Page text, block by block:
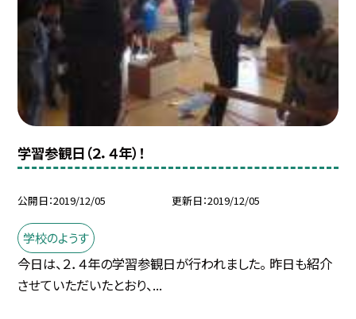
学習参観日（２．４年）！
公開日 2019/12/05 更新日 2019/12/05
学校のようす
今日は、２．４年の学習参観日が行われました。 昨日も紹介
させていただいたとおり、...